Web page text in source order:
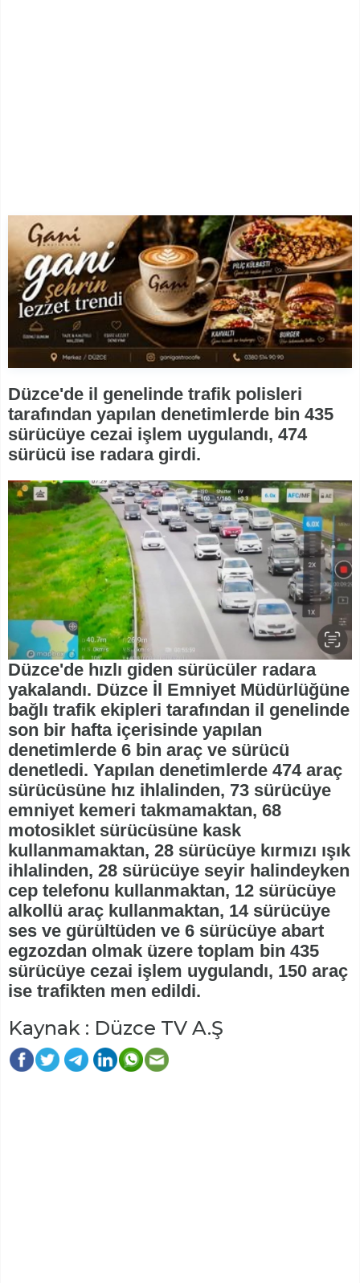
Düzce'de il genelinde trafik polisleri
tarafından yapılan denetimlerde bin 435
sürücüye cezai işlem uygulandı, 474
sürücü ise radara girdi.
Düzce'de hızlı giden sürücüler radara
yakalandı. Düzce İl Emniyet Müdürlüğüne
bağlı trafik ekipleri tarafından il genelinde
son bir hafta içerisinde yapılan
denetimlerde 6 bin araç ve sürücü
denetledi. Yapılan denetimlerde 474 araç
sürücüsüne hız ihlalinden, 73 sürücüye
emniyet kemeri takmamaktan, 68
motosiklet sürücüsüne kask
kullanmamaktan, 28 sürücüye kırmızı ışık
ihlalinden, 28 sürücüye seyir halindeyken
cep telefonu kullanmaktan, 12 sürücüye
alkollü araç kullanmaktan, 14 sürücüye
ses ve gürültüden ve 6 sürücüye abart
egzozdan olmak üzere toplam bin 435
sürücüye cezai işlem uygulandı, 150 araç
ise trafikten men edildi.
Kaynak : Düzce TV A.Ş